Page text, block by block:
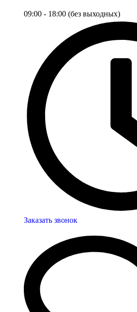
09:00 - 18:00 (без выходных)
Заказать звонок